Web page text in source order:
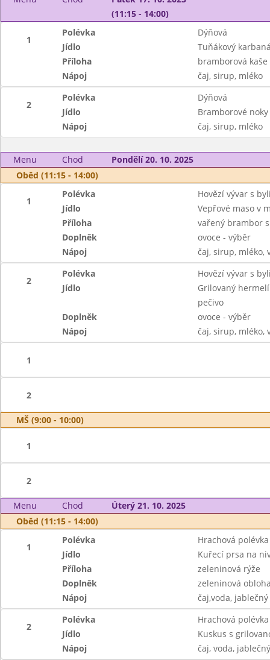
(11:15 - 14:00)
1
Polévka
Dýňová
Jídlo
Tuňákový
Příloha
bramborová kaše
Nápoj
čaj, sirup, mléko
2
Polévka
Dýňová
Jídlo
Bramborové
Nápoj
čaj, sirup, mléko
Menu Chod
Pondělí 20. 10. 2025
Oběd (11:15 - 14:00)
1
Polévka
Hovězí vývar s
Jídlo
Vepřové maso v
Příloha
vařený brambor
Doplněk
ovoce - výběr
Nápoj
čaj, sirup, mléko,
2
Polévka
Hovězí vývar s
Jídlo
Grilovaný
pečivo
Doplněk
ovoce - výběr
Nápoj
čaj, sirup, mléko,
1
2
MŠ (9:00 - 10:00)
1
2
Menu Chod
Úterý 21. 10. 2025
Oběd (11:15 - 14:00)
1
Polévka
Hrachová polévka
Jídlo
Kuřecí prsa na
Příloha
zeleninová rýže
Doplněk
zeleninová
Nápoj
čaj,voda,
2
Polévka
Hrachová polévka
Jídlo
Kuskus s
Nápoj
čaj, voda,